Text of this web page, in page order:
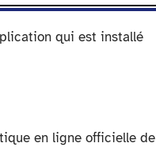
qui est installé
en ligne officielle de